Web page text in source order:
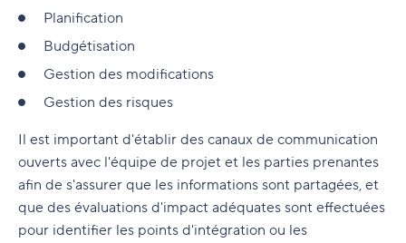
Planification
Budgétisation
Gestion des modifications
Gestion des risques
Il est important d'établir des canaux de communication
ouverts avec l'équipe de projet et les parties prenantes
afin de s'assurer que les informations sont partagées, et
que des évaluations d'impact adéquates sont effectuées
pour identifier les points d'intégration ou les